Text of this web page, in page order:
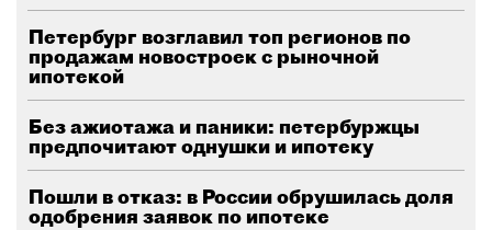
Петербург возглавил топ регионов по
продажам новостроек с рыночной
ипотекой
Без ажиотажа и паники: петербуржцы
предпочитают однушки и ипотеку
Пошли в отказ: в России обрушилась доля
одобрения заявок по ипотеке